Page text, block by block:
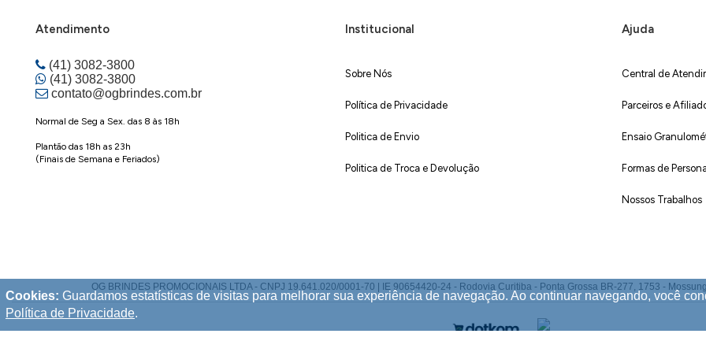
Atendimento
(41) 3082-3800
(41) 3082-3800
contato@ogbrindes.com.br
Normal de Seg a Sex. das 8 às 18h
Plantão das 18h as 23h
(Finais de Semana e Feriados)
Institucional
Sobre Nós
Política de Privacidade
Politica de Envio
Politica de Troca e Devolução
Ajuda
Central de
Parceiros e
Ensaio
Formas de
Nossos Trabalhos
OG BRINDES PROMOCIONAIS LTDA - CNPJ 19.641.020/0001-70 | IE 90654420-24 - Rodovia Curitiba - Ponta Grossa BR-277, 1753 -
Cookies: Guardamos estatísticas de visitas para melhorar sua experiência de navegação. Ao continuar navegando, você
Política de Privacidade.